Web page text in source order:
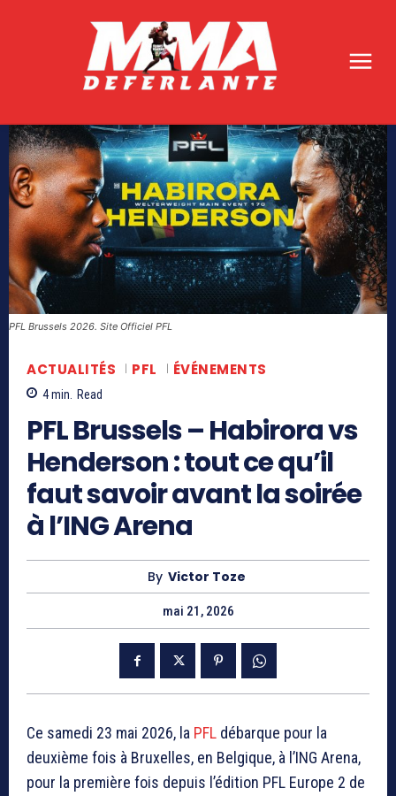
PFL Brussels 2026. Site Officiel PFL
ACTUALITÉS PFL ÉVÉNEMENTS
4min. Read
PFL Brussels – Habirora vs
Henderson : tout ce qu’il
faut savoir avant la soirée
à l’ING Arena
By Victor Toze
mai 21, 2026
Ce samedi 23 mai 2026, la PFL débarque pour la
deuxième fois à Bruxelles, en Belgique, à l’ING Arena,
pour la première fois depuis l’édition PFL Europe 2 de